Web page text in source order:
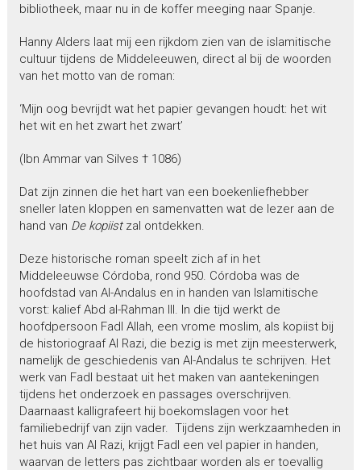
bibliotheek, maar nu in de koffer meeging naar Spanje.
Hanny Alders laat mij een rijkdom zien van de islamitische
cultuur tijdens de Middeleeuwen, direct al bij de woorden
van het motto van de roman:
‘Mijn oog bevrijdt wat het papier gevangen houdt: het wit
het wit en het zwart het zwart’
(Ibn Ammar van Silves † 1086)
Dat zijn zinnen die het hart van een boekenliefhebber
sneller laten kloppen en samenvatten wat de lezer aan de
hand van De kopiistzal ontdekken.
Deze historische roman speelt zich af in het
Middeleeuwse Córdoba, rond 950. Córdoba was de
hoofdstad van Al-Andalus en in handen van Islamitische
vorst: kalief Abd al-Rahman III. In die tijd werkt de
hoofdpersoon Fadl Allah, een vrome moslim, als kopiist bij
de historiograaf Al Razi, die bezig is met zijn meesterwerk,
namelijk de geschiedenis van Al-Andalus te schrijven. Het
werk van Fadl bestaat uit het maken van aantekeningen
tijdens het onderzoek en passages overschrijven.
Daarnaast kalligrafeert hij boekomslagen voor het
familiebedrijf van zijn vader. Tijdens zijn werkzaamheden in
het huis van Al Razi, krijgt Fadl een vel papier in handen,
waarvan de letters pas zichtbaar worden als er toevallig